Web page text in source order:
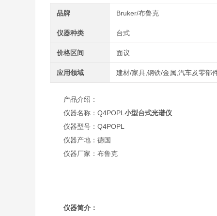
品牌 Bruker/布鲁克
仪器种类 台式
价格区间 面议
应用领域 建材/家具,钢铁/金属,汽车及零部
产品介绍：
仪器名称：Q4POPL 小型台式光谱仪
仪器型号：Q4POPL
仪器产地：德国
仪器厂家：布鲁克
仪器简介：